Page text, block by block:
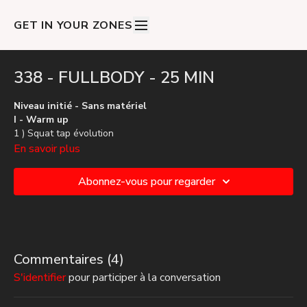
GET IN YOUR ZONES
338 - FULLBODY - 25 MIN
Niveau initié - Sans matériel
I - Warm up
1 ) Squat tap évolution
2 ) Gainage évolution
II - Block 1
1 ) [Fentes + Mountain climber] > Gainage
1 ) Bear crawl
2 ) Boxe > Jump 180°
3 ) Breaker > Araignée
En savoir plus
Abonnez-vous pour regarder
Commentaires (4)
S'identifierpour participer à la conversation